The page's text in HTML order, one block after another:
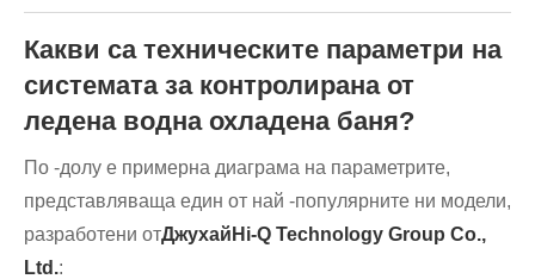
Какви са техническите параметри на
системата за контролирана от
ледена водна охладена баня?
По -долу е примерна диаграма на параметрите,
представляваща един от най -популярните ни модели,
разработени отДжухайHi-Q Technology Group Co.,
Ltd.: